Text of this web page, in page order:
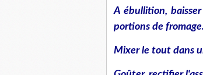
A ébullition,
portions de fromage.
Mixer le tout dans